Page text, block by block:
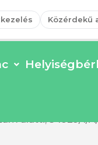
Közérdekű
és
alatti, 34929/1/